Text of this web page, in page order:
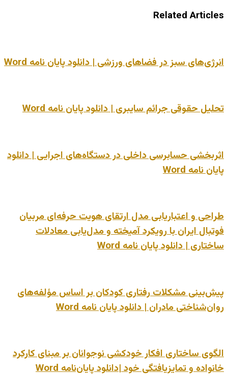
Related Articles
انرژی‌های سبز در فضاهای ورزشی | دانلود پایان نامه Word
تحلیل حقوقی جرائم سایبری | دانلود پایان نامه Word
اثربخشی حسابرسی داخلی در دستگاه‌های اجرایی | دانلود
پایان نامه Word
طراحی و اعتباریابی مدل ارتقای هویت حرفه‌ای مربیان
فوتبال ایران با رویکرد آمیخته و مدل‌یابی معادلات
ساختاری | دانلود پایان نامه Word
پیش‌بینی مشکلات رفتاری کودکان بر اساس مؤلفه‌های
روان‌شناختی مادران | دانلود پایان نامه Word
الگوی ساختاری افکار خودکشی نوجوانان بر مبنای کارکرد
خانواده و تمایزیافتگی خود |دانلود پایان‌نامه Word